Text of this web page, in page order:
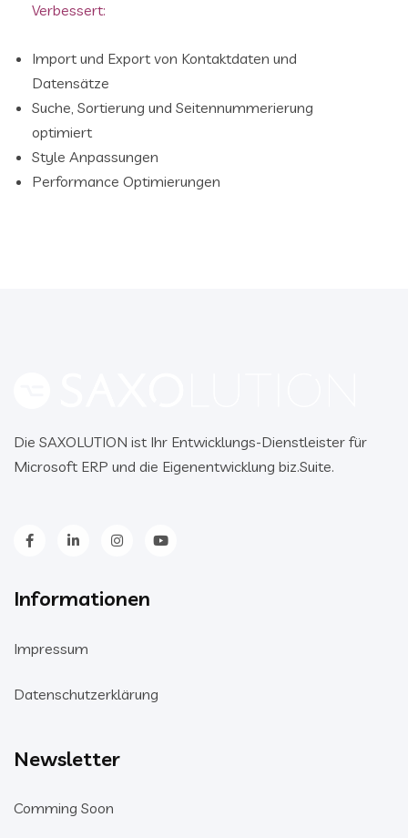
Verbessert:
Import und Export von Kontaktdaten und
Datensätze
Suche, Sortierung und Seitennummerierung
optimiert
Style Anpassungen
Performance Optimierungen
Die SAXOLUTION ist Ihr Entwicklungs-Dienstleister für
Microsoft ERP und die Eigenentwicklung biz.Suite.
Informationen
Impressum
Datenschutzerklärung
Newsletter
Comming Soon